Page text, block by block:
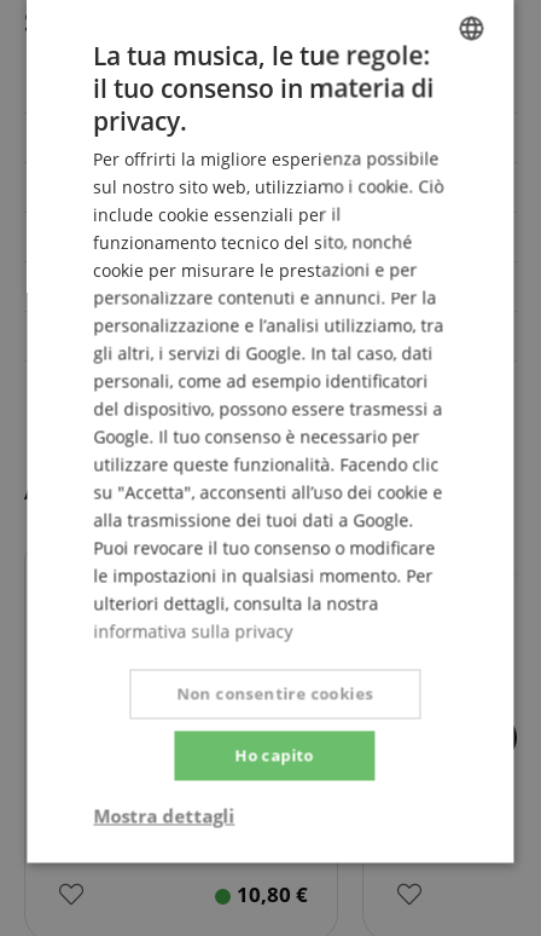
Specificazione
Codice articolo 00072599
Forma del corpo
Nero
Orientamento Destro
Offerta di risparmio con Gigbag, Gitarrenkabel
Standard 24.75 - 25.5 Zoll
anche per bambini No
Accessori
GHS FastFret Prodotto Per La
10,80 €
ENGLISH
ITALIAN
SPANISH
La tua musica, le tue regole:
il tuo consenso in materia di
privacy.
Per offrirti la migliore esperienza possibile
sul nostro sito web, utilizziamo i cookie. Ciò
include cookie essenziali per il
funzionamento tecnico del sito, nonché
cookie per misurare le prestazioni e per
personalizzare contenuti e annunci. Per la
personalizzazione e l’analisi utilizziamo, tra
gli altri, i servizi di Google. In tal caso, dati
personali, come ad esempio identificatori
del dispositivo, possono essere trasmessi a
Google. Il tuo consenso è necessario per
utilizzare queste funzionalità. Facendo clic
su "Accetta", acconsenti all’uso dei cookie e
alla trasmissione dei tuoi dati a Google.
Puoi revocare il tuo consenso o modificare
le impostazioni in qualsiasi momento. Per
ulteriori dettagli, consulta la nostra
informativa sulla privacy
Ho capito
Non consentire cookies
Mostra dettagli
Strettamente
necessario
Prestazione